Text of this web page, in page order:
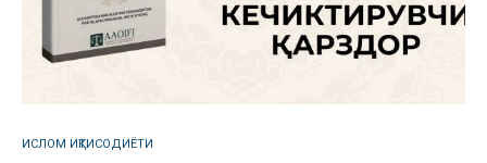
ИСЛОМ ИҚТИСОДИЁТИ